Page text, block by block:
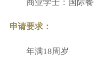
商业学士：国际
申请要求：
年满18周岁